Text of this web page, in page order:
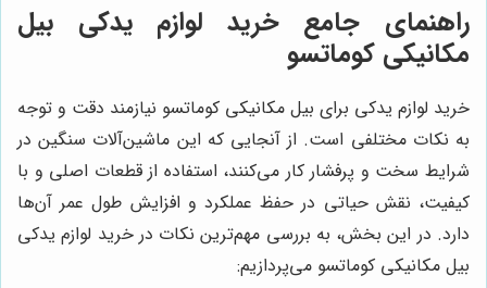
راهنمای جامع خرید لوازم یدکی بیل
مکانیکی کوماتسو
خرید لوازم یدکی برای بیل مکانیکی کوماتسو نیازمند دقت و توجه
به نکات مختلفی است. از آنجایی که این ماشین‌آلات سنگین در
شرایط سخت و پرفشار کار می‌کنند، استفاده از قطعات اصلی و با
کیفیت، نقش حیاتی در حفظ عملکرد و افزایش طول عمر آن‌ها
دارد. در این بخش، به بررسی مهم‌ترین نکات در خرید لوازم یدکی
بیل مکانیکی کوماتسو می‌پردازیم: